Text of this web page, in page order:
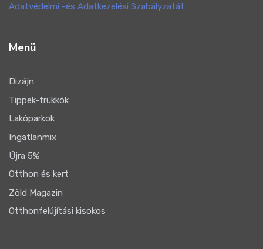
Adatvédelmi -és Adatkezelési Szabályzatát
Menü
Dizájn
Tippek-trükkök
Lakóparkok
Ingatlanmix
Újra 5%
Otthon és kert
Zöld Magazin
Otthonfelújítási kisokos